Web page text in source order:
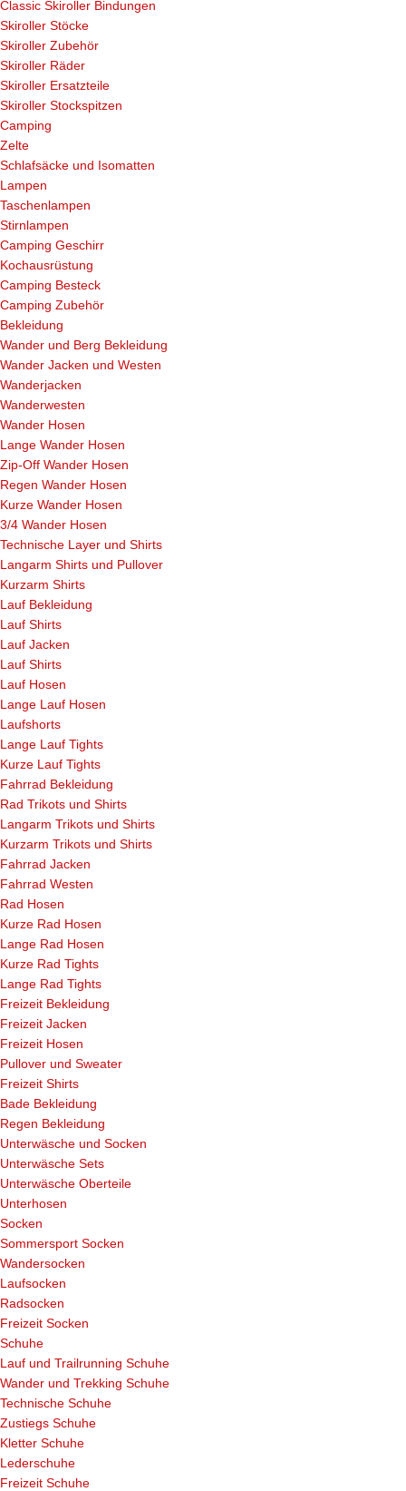
Classic Skiroller Bindungen
Skiroller Stöcke
Skiroller Zubehör
Skiroller Räder
Skiroller Ersatzteile
Skiroller Stockspitzen
Camping
Zelte
Schlafsäcke und Isomatten
Lampen
Taschenlampen
Stirnlampen
Camping Geschirr
Kochausrüstung
Camping Besteck
Camping Zubehör
Bekleidung
Wander und Berg Bekleidung
Wander Jacken und Westen
Wanderjacken
Wanderwesten
Wander Hosen
Lange Wander Hosen
Zip-Off Wander Hosen
Regen Wander Hosen
Kurze Wander Hosen
3/4 Wander Hosen
Technische Layer und Shirts
Langarm Shirts und Pullover
Kurzarm Shirts
Lauf Bekleidung
Lauf Shirts
Lauf Jacken
Lauf Shirts
Lauf Hosen
Lange Lauf Hosen
Laufshorts
Lange Lauf Tights
Kurze Lauf Tights
Fahrrad Bekleidung
Rad Trikots und Shirts
Langarm Trikots und Shirts
Kurzarm Trikots und Shirts
Fahrrad Jacken
Fahrrad Westen
Rad Hosen
Kurze Rad Hosen
Lange Rad Hosen
Kurze Rad Tights
Lange Rad Tights
Freizeit Bekleidung
Freizeit Jacken
Freizeit Hosen
Pullover und Sweater
Freizeit Shirts
Bade Bekleidung
Regen Bekleidung
Unterwäsche und Socken
Unterwäsche Sets
Unterwäsche Oberteile
Unterhosen
Socken
Sommersport Socken
Wandersocken
Laufsocken
Radsocken
Freizeit Socken
Schuhe
Lauf und Trailrunning Schuhe
Wander und Trekking Schuhe
Technische Schuhe
Zustiegs Schuhe
Kletter Schuhe
Lederschuhe
Freizeit Schuhe